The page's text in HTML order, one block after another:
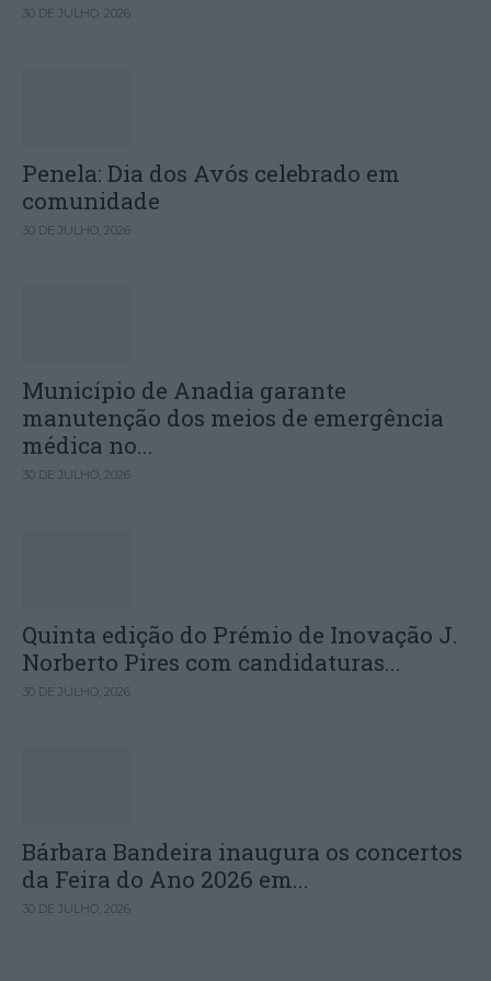
30 DE JULHO, 2026
Penela: Dia dos Avós celebrado em
comunidade
30 DE JULHO, 2026
Município de Anadia garante
manutenção dos meios de emergência
médica no...
30 DE JULHO, 2026
Quinta edição do Prémio de Inovação J.
Norberto Pires com candidaturas...
30 DE JULHO, 2026
Bárbara Bandeira inaugura os concertos
da Feira do Ano 2026 em...
30 DE JULHO, 2026